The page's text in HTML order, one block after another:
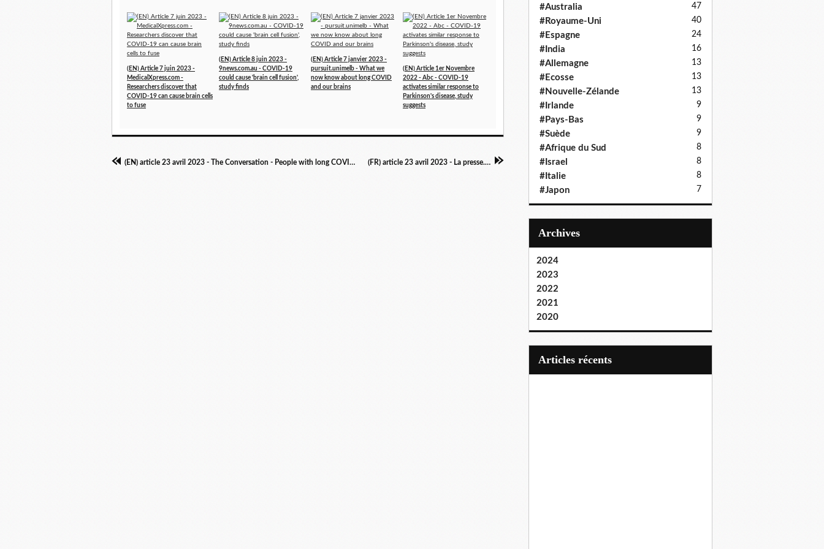
(EN) Article 7 juin 2023 -
MedicalXpress.com -
Researchers discover that
COVID-19 can cause brain cells
to fuse
(EN) Article 8 juin 2023 -
9news.com.au - COVID-19
could cause 'brain cell fusion',
study finds
(EN) Article 7 janvier 2023 -
pursuit.unimelb - What we
now know about long COVID
and our brains
(EN) Article 1er Novembre
2022 - Abc - COVID-19
activates similar response to
Parkinson's disease, study
suggests
(EN) article 23 avril 2023 - The Conversation - People with long COVID continue to experience medical gaslighting more than 3 years into the pandemic (FR) article 23 avril 2023 - La presse.ca - Le mystère neurologique de la COVID-19
#Australia 47
#Royaume-Uni 40
#Espagne 24
#India 16
#Allemagne 13
#Ecosse 13
#Nouvelle-Zélande 13
#Irlande 9
#Pays-Bas 9
#Suède 9
#Afrique du Sud 8
#Israel 8
#Italie 8
#Japon 7
Archives
2024
2023
2022
2021
2020
articles récents